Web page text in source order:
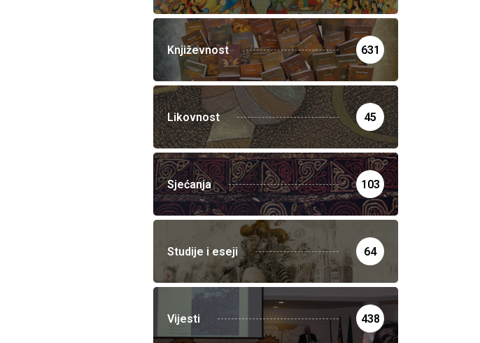
Književnost 631
Likovnost 45
Sjećanja 103
Studije i eseji 64
Vijesti 438